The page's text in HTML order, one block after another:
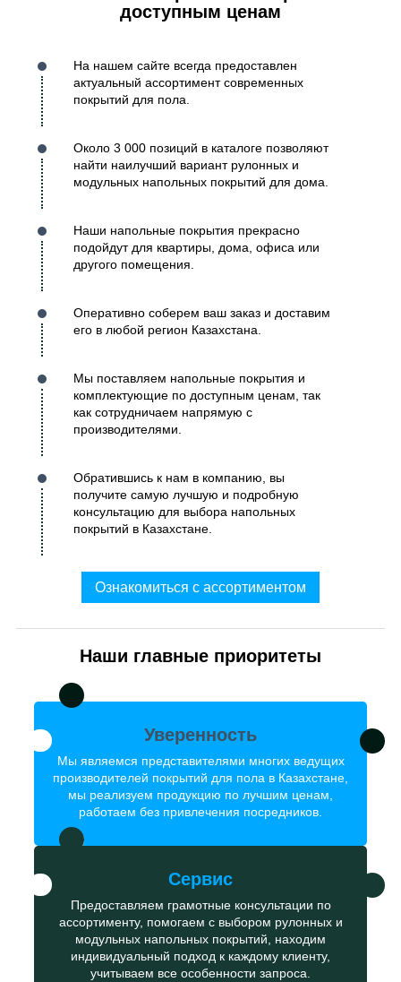
доступным ценам
На нашем сайте всегда предоставлен
актуальный ассортимент современных
покрытий для пола.
Около 3 000 позиций в каталоге позволяют
найти наилучший вариант рулонных и
модульных напольных покрытий для дома.
Наши напольные покрытия прекрасно
подойдут для квартиры, дома, офиса или
другого помещения.
Оперативно соберем ваш заказ и доставим
его в любой регион Казахстана.
Мы поставляем напольные покрытия и
комплектующие по доступным ценам, так
как сотрудничаем напрямую с
производителями.
Обратившись к нам в компанию, вы
получите самую лучшую и подробную
консультацию для выбора напольных
покрытий в Казахстане.
Ознакомиться с ассортиментом
Наши главные приоритеты
Уверенность
Мы являемся представителями многих ведущих
производителей покрытий для пола в Казахстане,
мы реализуем продукцию по лучшим ценам,
работаем без привлечения посредников.
Сервис
Предоставляем грамотные консультации по
ассортименту, помогаем с выбором рулонных и
модульных напольных покрытий, находим
индивидуальный подход к каждому клиенту,
учитываем все особенности запроса.